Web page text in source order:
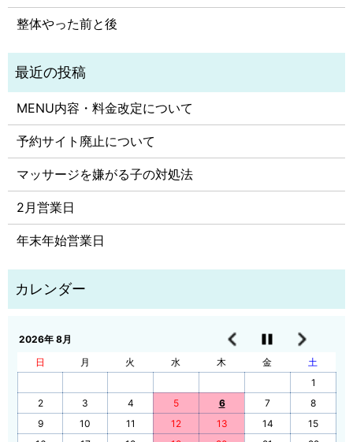
整体やった前と後
MENU内容・料金改定について
予約サイト廃止について
マッサージを嫌がる子の対処法
2月営業日
年末年始営業日
2026年 8月
日
月 火 水 木 金
土
1
2
3 4 5 6 7
8
9
10 11 12 13 14
15